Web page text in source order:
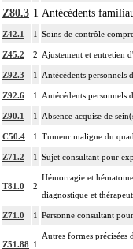
Z80.3 1 Antécédents
Z42.1 1 Soins de contrôle
Z45.2 2 Ajustement et entretien
Z92.3 1 Antécédents personnels
Z92.6 1 Antécédents
Z90.1 1 Absence acquise de
C50.4 1 Tumeur maligne du
Z71.2 1 Sujet consultant pour
T81.0 2
Hémorragie et
diagnostique et
Z71.0 1 Personne consultant
Z51.88 1
Autres formes précisées